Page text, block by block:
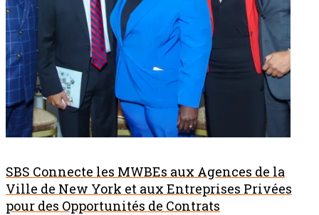
SBS Connecte les MWBEs aux Agences de la
Ville de New York et aux Entreprises Privées
pour des Opportunités de Contrats